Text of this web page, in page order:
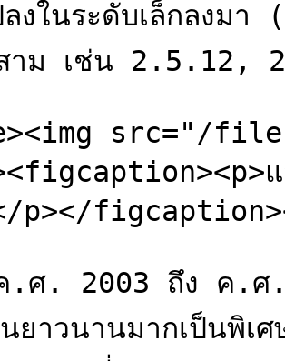
ลงในระดับเล็กลงม
าม เช่น 2.5.12,
src="/files/
แส
p></
.ศ. 2003 ถึง ค.ศ
ยาวนานมากเป็นพิเ